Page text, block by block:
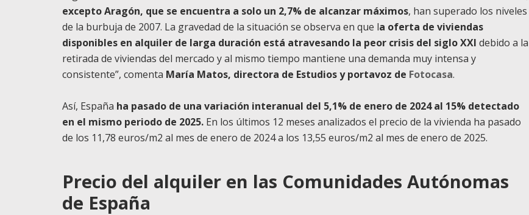
excepto Aragón, que se encuentra a solo un 2,7% de alcanzar máximos, han superado los niveles
de la burbuja de 2007. La gravedad de la situación se observa en que la oferta de viviendas
disponibles en alquiler de larga duración está atravesando la peor crisis del siglo XXI debido a la
retirada de viviendas del mercado y al mismo tiempo mantiene una demanda muy intensa y
consistente”, comenta María Matos, directora de Estudios y portavoz de Fotocasa.
Así, España ha pasado de una variación interanual del 5,1% de enero de 2024 al 15% detectado
en el mismo periodo de 2025. En los últimos 12 meses analizados el precio de la vivienda ha pasado
de los 11,78 euros/m2 al mes de enero de 2024 a los 13,55 euros/m2 al mes de enero de 2025.
Precio del alquiler en las Comunidades Autónomas
de España